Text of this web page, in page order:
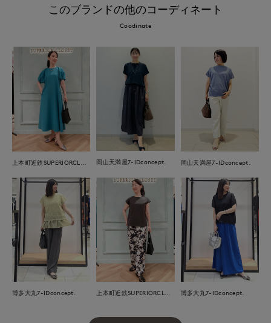
このブランドの他のコーディネート
Coodinate
岡山天満屋7-IDconcept. 岡山天満屋7-IDconcept.
博多大丸7-IDconcept. 博多大丸7-IDconcept.